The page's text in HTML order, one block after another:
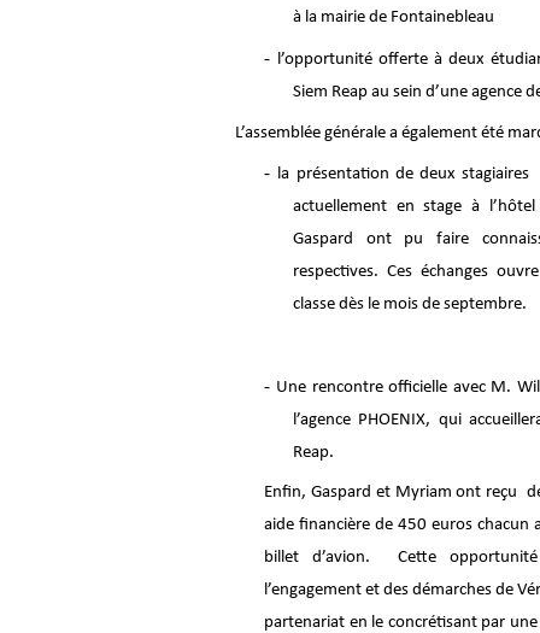
à la mairie de Fontainebleau
- l’opportunité offerte à deux
Siem Reap au sein d’une agence
L’assemblée générale a également été
- la présentation de deux stagiaires
actuellement en stage à
Gaspard ont pu faire
respectives. Ces échanges
classe dès le mois de septembre.
- Une rencontre officielle avec M.
l’agence PHOENIX, qui
Reap.
Enfin, Gaspard et Myriam ont reçu
aide financière de 450 euros
billet d’avion. Cette
l’engagement et des démarches de
partenariat en le concrétisant par